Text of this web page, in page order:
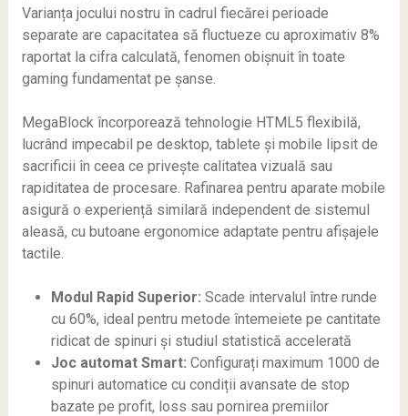
Varianța jocului nostru în cadrul fiecărei perioade
separate are capacitatea să fluctueze cu aproximativ 8%
raportat la cifra calculată, fenomen obișnuit în toate
gaming fundamentat pe șanse.
MegaBlock încorporează tehnologie HTML5 flexibilă,
lucrând impecabil pe desktop, tablete și mobile lipsit de
sacrificii în ceea ce privește calitatea vizuală sau
rapiditatea de procesare. Rafinarea pentru aparate mobile
asigură o experiență similară independent de sistemul
aleasă, cu butoane ergonomice adaptate pentru afișajele
tactile.
Modul Rapid Superior: Scade intervalul între runde
cu 60%, ideal pentru metode întemeiete pe cantitate
ridicat de spinuri și studiul statistică accelerată
Joc automat Smart: Configurați maximum 1000 de
spinuri automatice cu condiții avansate de stop
bazate pe profit, loss sau pornirea premiilor